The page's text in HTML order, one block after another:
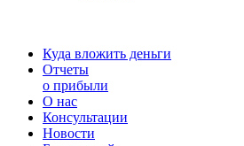
Куда вложить деньги
Отчеты
о прибыли
О нас
Консультации
Новости